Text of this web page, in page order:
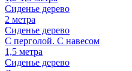
Сиденье дерево
2 метра
Сиденье дерево
С перголой. С навесом
1,5 метра
Сиденье дерево